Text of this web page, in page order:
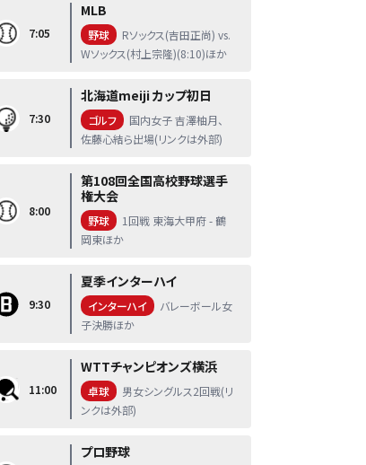
7:05
MLB
野球
Rソックス(吉田正尚) vs.
Wソックス(村上宗隆)(8:10)ほか
7:30
北海道meiji カップ初日
ゴルフ
国内女子 吉澤柚月、
佐藤心結ら出場(リンクは外部)
8:00
第108回全国高校野球選手
権大会
野球
1回戦 東海大甲府 - 鶴
岡東ほか
9:30
夏季インターハイ
インターハイ
バレーボール女
子決勝ほか
11:00
WTTチャンピオンズ横浜
卓球
男女シングルス2回戦(リ
ンクは外部)
プロ野球